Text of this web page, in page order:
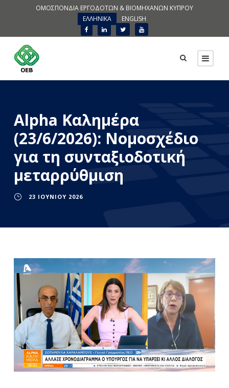
ΟΜΟΣΠΟΝΔΙΑ ΕΡΓΟΔΟΤΩΝ & ΒΙΟΜΗΧΑΝΩΝ ΚΥΠΡΟΥ
ΕΛΛΗΝΙΚΑ
ENGLISH
Alpha Καλημέρα
(23/6/2026): Νομοσχέδιο
για τη συνταξιοδοτική
μεταρρύθμιση
23 ΙΟΥΝΊΟΥ 2026